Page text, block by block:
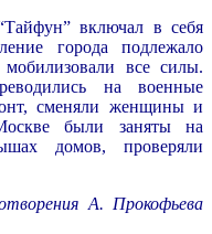
включал в себя
города подлежало
все силы.
на военные
сменяли женщины и
были заняты на
домов, проверяли
А. Прокофьева